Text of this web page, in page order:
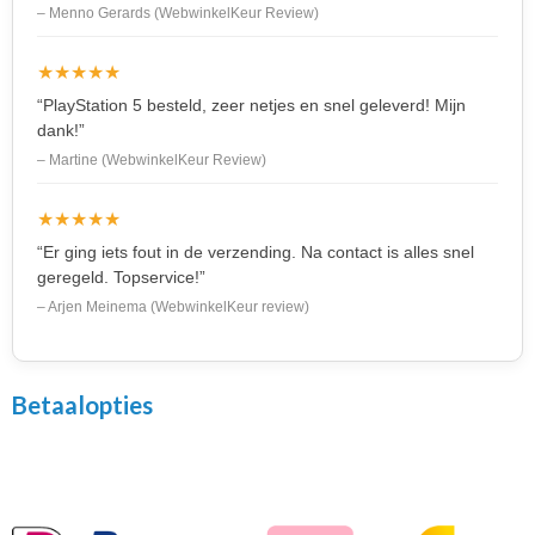
– Menno Gerards (WebwinkelKeur Review)
★★★★★
“PlayStation 5 besteld, zeer netjes en snel geleverd! Mijn
dank!”
– Martine (WebwinkelKeur Review)
★★★★★
“Er ging iets fout in de verzending. Na contact is alles snel
geregeld. Topservice!”
– Arjen Meinema (WebwinkelKeur review)
Betaalopties